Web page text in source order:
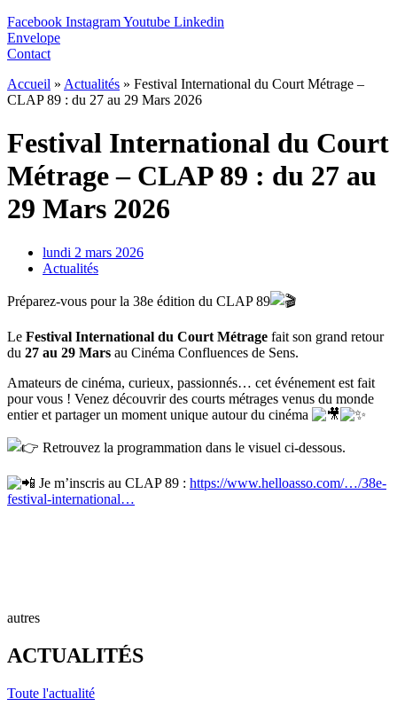
Facebook InstagramYoutube Linkedin
Envelope
Contact
Accueil » Actualités » Festival International du Court Métrage –
CLAP 89 : du 27 au 29 Mars 2026
Festival International du Court
Métrage – CLAP 89 : du 27 au
29 Mars 2026
lundi 2 mars 2026
Actualités
Préparez-vous pour la 38e édition du CLAP 89
Le Festival International du Court Métrage fait son grand retour
du 27 au 29 Mars au Cinéma Confluences de Sens.
Amateurs de cinéma, curieux, passionnés… cet événement est fait
pour vous ! Venez découvrir des courts métrages venus du monde
entier et partager un moment unique autour du cinéma
Retrouvez la programmation dans le visuel ci-dessous.
Je m’inscris au CLAP 89 : https://www.helloasso.com/…/38e-
festival-international…
autres
ACTUALITÉS
Toute l'actualité